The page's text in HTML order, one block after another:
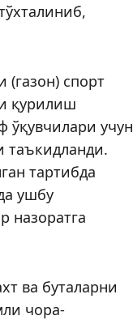
спорт
қурилиш
ўқувчилари учун
тартибда
ушбу
назоратга
ва буталарни
чора-